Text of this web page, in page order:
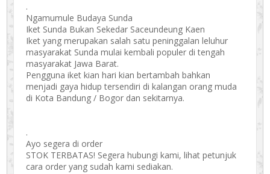
.
Ngamumule Budaya Sunda
Iket Sunda Bukan Sekedar Saceundeung Kaen
Iket yang merupakan salah satu peninggalan leluhur
masyarakat Sunda mulai kembali populer di tengah
masyarakat Jawa Barat.
Pengguna iket kian hari kian bertambah bahkan
menjadi gaya hidup tersendiri di kalangan orang muda
di Kota Bandung / Bogor dan sekitarnya.
.
Ayo segera di order
STOK TERBATAS! Segera hubungi kami, lihat petunjuk
cara order yang sudah kami sediakan.